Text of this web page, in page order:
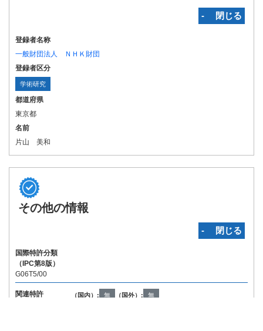
‐ 閉じる
登録者名称
一般財団法人 ＮＨＫ財団
登録者区分
学術研究
都道府県
東京都
名前
片山 美和
その他の情報
‐ 閉じる
国際特許分類
（IPC第8版）
G06T5/00
関連特許 （国内）: 無 （国外）: 無